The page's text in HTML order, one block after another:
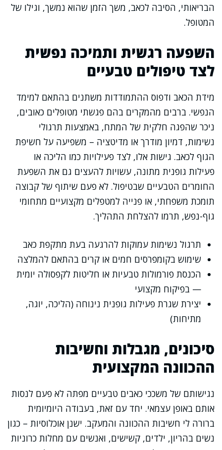
הבריאותי, הסיבה לכאב, משך הזמן שהוא נמשך, וגילו של
המטופל.
השפעה רגשית ותמיכה נפשית
לצד טיפולים טבעיים
מידת הכאב ודפוס ההתמודדות משתנים בהתאם למימד
הנפשי. ברבים מהמקרים בהם פגשתי מטופלים כאובים,
ניכר שהפגה חלקית של המתח, באמצעות תרגולי
נשימות, דמיון מודרך או מדיטציה – משפיעה על חשיפת
הגוף לכאב. גישות אלו, לצד פעילויות כמו הליכה או
פעילות גופנית מתונה, עשויות להעצים גם את השפעת
החומרים הטבעיים שבטיפול. לא פעם שיתוף של קבוצה
תומכת משפחתי, או פנייה למטפלים מקצועיים מתחומי
גוף-נפש, תרמו להצלחת התהליך.
תרגול נשימות עמוקות להרגעה בעת מתקפת כאב
שימוש בקומפרסים חמים או קרים בהתאם להמלצה
הכנסת פורמולות טבעיות או חליטות לקפסולה יומית
— בפיקוח מקצועי
יצירת שגרת פעילות גופנית נינוחה (הליכה, יוגה,
מתיחות)
סיכונים, מגבלות וחשיבות
ההכוונה המקצועית
נגישותם של משככי כאבים טבעיים מפתה לא פעם לנסות
אותם באופן עצמאי. יחד עם זאת, בעבודה היומיומית
ברורה לי חשיבות ההכוונה והמעקב. ישנן אוכלוסיות – כגון
נשים בהריון, ילדים, קשישים, ואנשים עם מחלות כרוניות